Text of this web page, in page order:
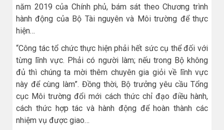
năm 2019 của Chính phủ, bám sát theo Chương trình
hành động của Bộ Tài nguyên và Môi trường để thực
hiện…
“Công tác tổ chức thực hiện phải hết sức cụ thể đối với
từng lĩnh vực. Phải có người làm; nếu trong Bộ không
đủ thì chúng ta mời thêm chuyên gia giỏi về lĩnh vực
này để cùng làm”. Đồng thời, Bộ trưởng yêu cầu Tổng
cục Môi trường đổi mới cách thức chỉ đạo điều hành,
cách thức hợp tác và hành động để hoàn thành các
nhiệm vụ được giao…